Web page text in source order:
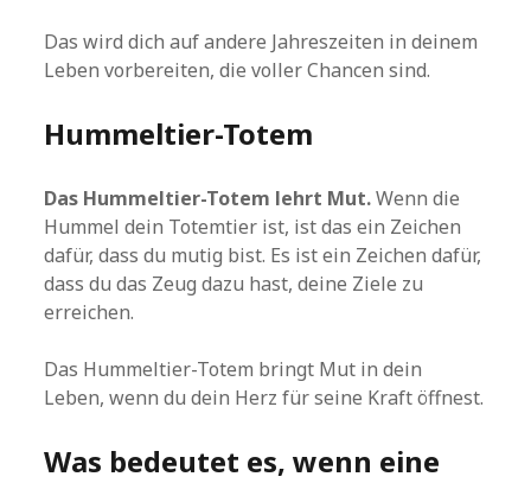
Das wird dich auf andere Jahreszeiten in deinem
Leben vorbereiten, die voller Chancen sind.
Hummeltier-Totem
Das Hummeltier-Totem lehrt Mut.Wenn die
Hummel dein Totemtier ist, ist das ein Zeichen
dafür, dass du mutig bist. Es ist ein Zeichen dafür,
dass du das Zeug dazu hast, deine Ziele zu
erreichen.
Das Hummeltier-Totem bringt Mut in dein
Leben, wenn du dein Herz für seine Kraft öffnest.
Was bedeutet es, wenn eine